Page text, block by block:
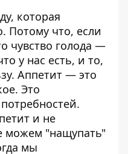
которая
Потому что, если
чувство голода —
у нас есть, и то,
Аппетит — это
Это
и не
можем "нащупать"
мы